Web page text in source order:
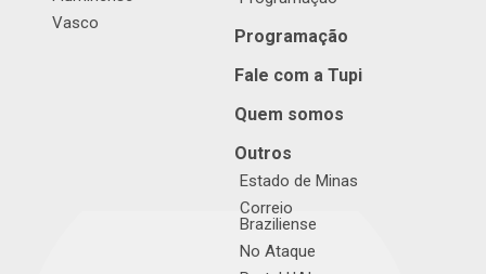
Vasco
Programação
Fale com a Tupi
Quem somos
Outros
Estado de Minas
Correio
Braziliense
No Ataque